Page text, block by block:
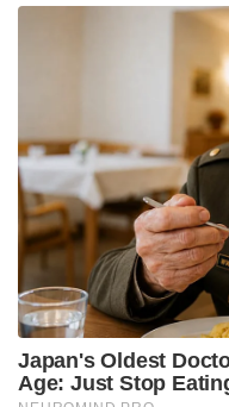
മുൻനിര നേതാക്കളെ
ഇപ്പോഴും
അതുല്യമായ
പ്രധാനമന്ത്രി
തമ്മിലുള്ള
കണ്ടത്.
Tags: BJP Narendra
makhanlal sarkar